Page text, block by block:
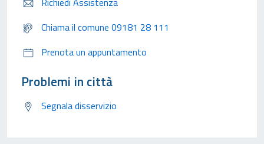
Chiama il comune 09181 28 111
Prenota un appuntamento
Problemi in città
Segnala disservizio